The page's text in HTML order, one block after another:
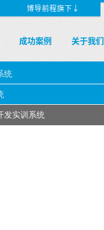
博导前程旗下↓
成功案例 关于我们